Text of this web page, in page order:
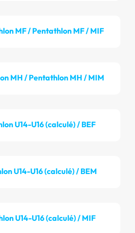
MF / Pentathlon MF / MIF
MH / Pentathlon MH / MIM
U14-U16 (calculé) / BEF
U14-U16 (calculé) / BEM
U14-U16 (calculé) / MIF